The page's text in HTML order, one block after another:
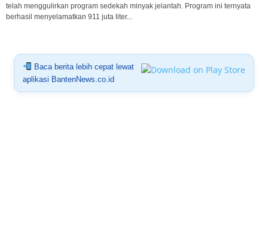
telah menggulirkan program sedekah minyak jelantah. Program ini ternyata
berhasil menyelamatkan 911 juta liter...
Baca berita lebih cepat lewat
aplikasi BantenNews.co.id